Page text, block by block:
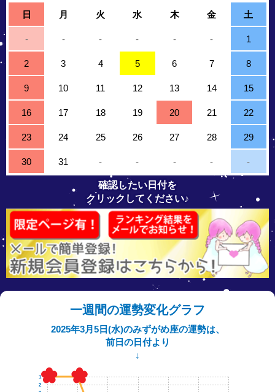
日 月 火 水 木 金 土
- - - - - - 1
2 3 4 5 6 7 8
9 10 11 12 13 14 15
16 17 18 19 20 21 22
23 24 25 26 27 28 29
30 31 - - - - -
確認したい日付を
クリックしてください♪
一週間の運勢変化グラフ
2025年3月5日(水)のみずがめ座の運勢は、
前日の日付より
↓
2
1